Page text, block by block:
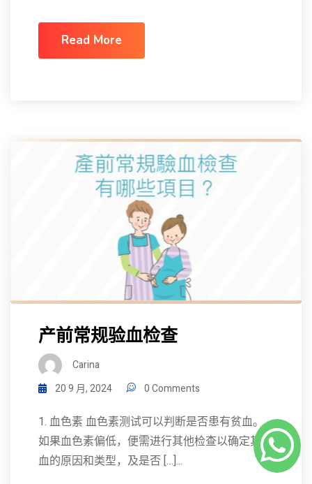
Read More
产前常规验血检查
Carina
20 9 月, 2024
0 Comments
1. 血色素 血色素测试可以判断是否患有贫血。
如果血色素偏低，便需进行其他检查以确定其贫
血的原因和类型，及是否 […]...